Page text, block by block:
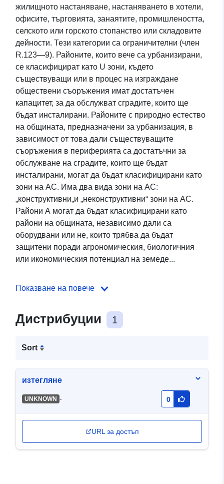
жилищното настаняване, настаняването в хотели,
офисите, търговията, занаятите, промишлеността,
селското или горското стопанство или складовите
дейности. Тези категории са ограничителни (член
R.123—9). Районите, които вече са урбанизирани,
се класифицират като U зони, където
съществуващи или в процес на изграждане
обществени съоръжения имат достатъчен
капацитет, за да обслужват сградите, които ще
бъдат инсталирани. Районите с природно естество
на общината, предназначени за урбанизация, в
зависимост от това дали съществуващите
съоръжения в периферията са достатъчни за
обслужване на сградите, които ще бъдат
инсталирани, могат да бъдат класифицирани като
зони на АС. Има два вида зони на АС:
„конструктивни„и „неконструктивни“ зони на АС.
Райони А могат да бъдат класифицирани като
райони на общината, независимо дали са
оборудвани или не, които трябва да бъдат
защитени поради агрономическия, биологичния
или икономическия потенциал на земеде...
Показване на повече
Дистрибуции 1
Sort
изтегляне
UNKNOWN - 0
URL за достъп